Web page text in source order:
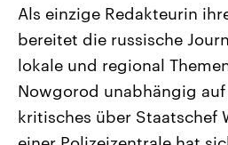
Landtagswahl Sachsen-Anhalt
2026
Alle Informationen
Sachsen-Anhalt wählt am 6.
September 2026 einen neuen
Landtag. Seit 2021 wird das
Bundesland von einer Koalition
Als einzige Redakteurin
bereitet die russische
lokale und regional
Nowgorod unabhängig
kritisches über Staatschef